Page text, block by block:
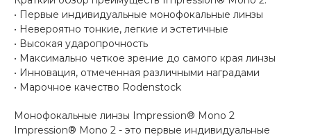
• Первые индивидуальные монофокальные линзы
• Невероятно тонкие, легкие и эстетичные
• Высокая ударопрочность
• Максимально четкое зрение до самого края линзы
• Инновация, отмеченная различными наградами
• Марочное качество Rodenstock
Монофокальные линзы Impression® Mono 2
Impression® Mono 2 - это первые индивидуальные